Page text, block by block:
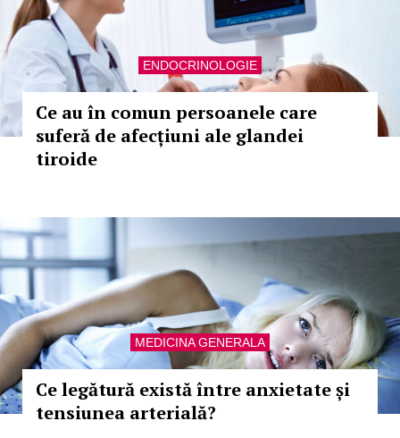
ENDOCRINOLOGIE
Ce au în comun persoanele care
suferă de afecțiuni ale glandei
tiroide
MEDICINA GENERALA
Ce legătură există între anxietate și
tensiunea arterială?